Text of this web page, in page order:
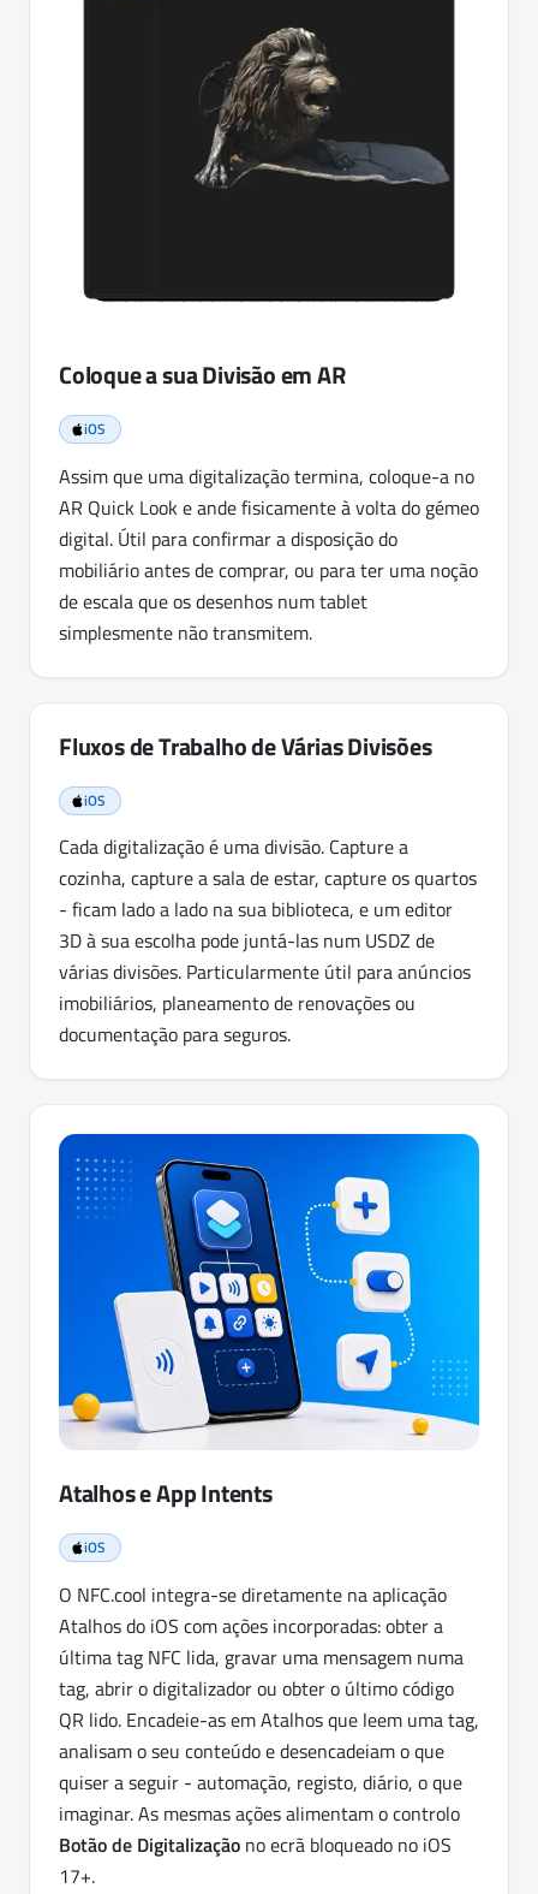
Coloque a sua Divisão em AR
iOS
Assim que uma digitalização termina, coloque-a no
AR Quick Look e ande fisicamente à volta do gémeo
digital. Útil para confirmar a disposição do
mobiliário antes de comprar, ou para ter uma noção
de escala que os desenhos num tablet
simplesmente não transmitem.
Fluxos de Trabalho de Várias Divisões
iOS
Cada digitalização é uma divisão. Capture a
cozinha, capture a sala de estar, capture os quartos
- ficam lado a lado na sua biblioteca, e um editor
3D à sua escolha pode juntá-las num USDZ de
várias divisões. Particularmente útil para anúncios
imobiliários, planeamento de renovações ou
documentação para seguros.
Atalhos e App Intents
iOS
O NFC.cool integra-se diretamente na aplicação
Atalhos do iOS com ações incorporadas: obter a
última tag NFC lida, gravar uma mensagem numa
tag, abrir o digitalizador ou obter o último código
QR lido. Encadeie-as em Atalhos que leem uma tag,
analisam o seu conteúdo e desencadeiam o que
quiser a seguir - automação, registo, diário, o que
imaginar. As mesmas ações alimentam o controlo
Botão de Digitalização no ecrã bloqueado no iOS
17+.